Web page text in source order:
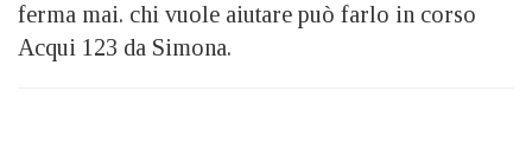
ferma mai. chi vuole aiutare può farlo in corso
Acqui 123 da Simona.